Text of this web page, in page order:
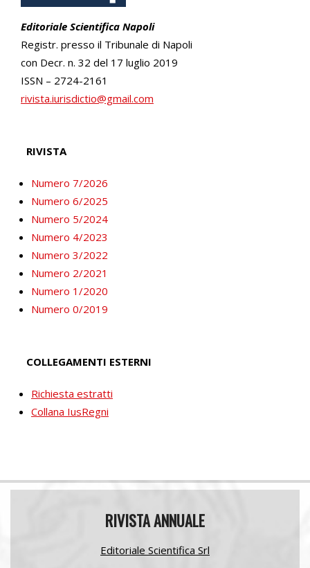
Editoriale Scientifica Napoli
Registr. presso il Tribunale di Napoli
con Decr. n. 32 del 17 luglio 2019
ISSN – 2724-2161
rivista.iurisdictio@gmail.com
RIVISTA
Numero 7/2026
Numero 6/2025
Numero 5/2024
Numero 4/2023
Numero 3/2022
Numero 2/2021
Numero 1/2020
Numero 0/2019
COLLEGAMENTI ESTERNI
Richiesta estratti
Collana IusRegni
RIVISTA ANNUALE
Editoriale Scientifica Srl